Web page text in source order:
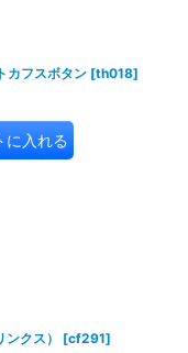
カフスボタン [th018]
に入れる
クス） [cf291]